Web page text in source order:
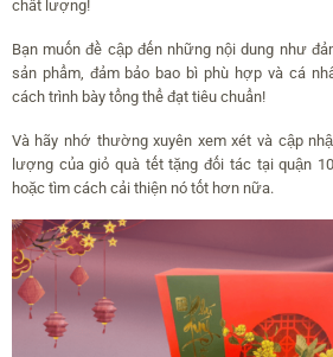
chất lượng!
Bạn muốn đề cập đến những nội dung như
sản phẩm, đảm bảo bao bì phù hợp và cá
cách trình bày tổng thể đạt tiêu chuẩn!
Và hãy nhớ thường xuyên xem xét và cập
lượng của giỏ quà tết tặng đối tác tại quận
hoặc tìm cách cải thiện nó tốt hơn nữa.